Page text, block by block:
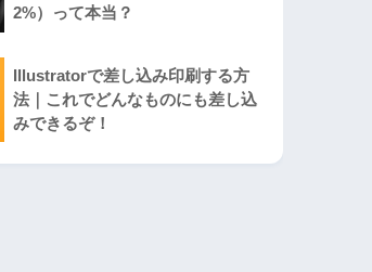
2%）って本当？
Illustratorで差し込み印刷する方
法｜これでどんなものにも差し込
みできるぞ！